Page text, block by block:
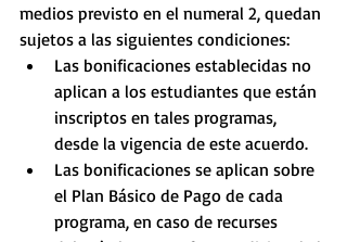
medios previsto en el numeral 2, quedan
sujetos a las siguientes condiciones:
Las bonificaciones establecidas no
aplican a los estudiantes que están
inscriptos en tales programas,
desde la vigencia de este acuerdo.
Las bonificaciones se aplican sobre
el Plan Básico de Pago de cada
programa, en caso de recurses